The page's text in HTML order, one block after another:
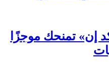
إن» تمنحك موجزًا